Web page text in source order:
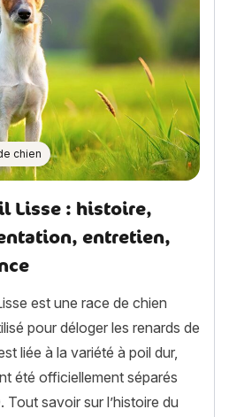
chien
Lisse : histoire,
entretien,
est une race de chien
pour déloger les renards de
liée à la variété à poil dur,
été officiellement séparés
Tout savoir sur l’histoire du